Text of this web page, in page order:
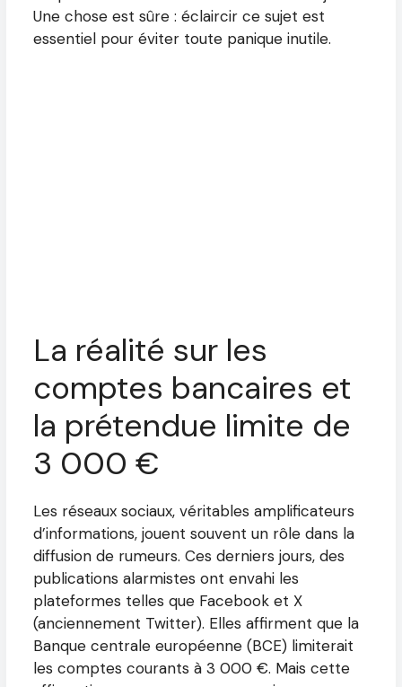
Une chose est sûre : éclaircir ce sujet est
essentiel pour éviter toute panique inutile.
La réalité sur les
comptes bancaires et
la prétendue limite de
3 000 €
Les réseaux sociaux, véritables amplificateurs
d’informations, jouent souvent un rôle dans la
diffusion de rumeurs. Ces derniers jours, des
publications alarmistes ont envahi les
plateformes telles que Facebook et X
(anciennement Twitter). Elles affirment que la
Banque centrale européenne (BCE) limiterait
les comptes courants à 3 000 €. Mais cette